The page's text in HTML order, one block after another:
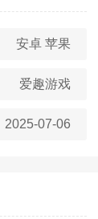
安卓 苹果
爱趣游戏
2025-07-06